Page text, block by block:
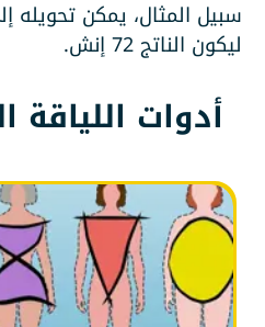
ليكون الناتج 72 إنش.
أدوات اللياقة